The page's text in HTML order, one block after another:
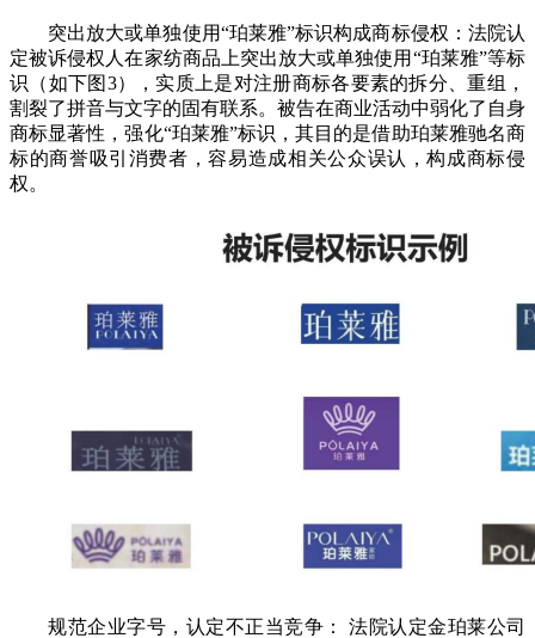
突出放大或单独使用“珀莱雅”标识构成商标侵权：法院认
定被诉侵权人在家纺商品上突出放大或单独使用“珀莱雅”等标
识（如下图3），实质上是对注册商标各要素的拆分、重组，
割裂了拼音与文字的固有联系。被告在商业活动中弱化了自身
商标显著性，强化“珀莱雅”标识，其目的是借助珀莱雅驰名商
标的商誉吸引消费者，容易造成相关公众误认，构成商标侵
权。
规范企业字号，认定不正当竞争： 法院认定金珀莱公司